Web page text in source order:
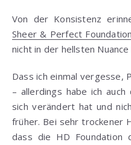
Von der Konsistenz
Sheer & Perfect Foundation
nicht in der hellsten
Dass ich einmal vergesse,
– allerdings habe ich
sich verändert hat und
früher. Bei sehr trockener
dass die HD Foundation